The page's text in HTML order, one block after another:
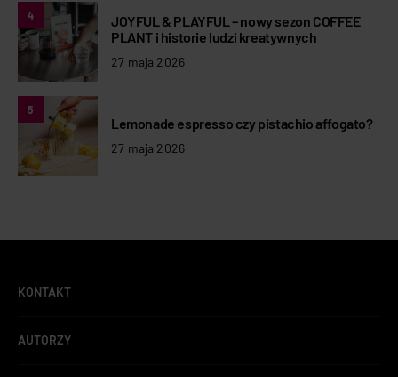
4
JOYFUL & PLAYFUL – nowy sezon COFFEE
PLANT i historie ludzi kreatywnych
27 maja 2026
5
Lemonade espresso czy pistachio affogato?
27 maja 2026
KONTAKT
AUTORZY